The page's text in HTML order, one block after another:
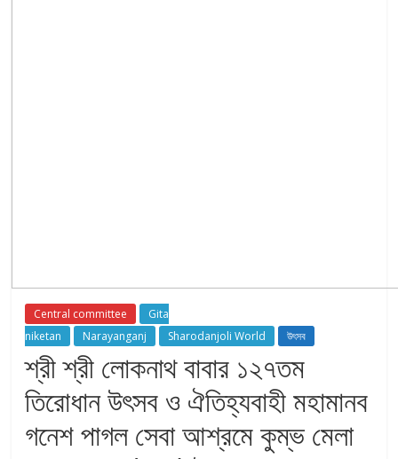
Central committee
Gita
niketan
Narayanganj Sharodanjoli World উৎসব
শ্রী শ্রী লোকনাথ বাবার ১২৭তম
তিরোধান উৎসব ও ঐতিহ্যবাহী মহামানব
গনেশ পাগল সেবা আশ্রমে কুম্ভ মেলা